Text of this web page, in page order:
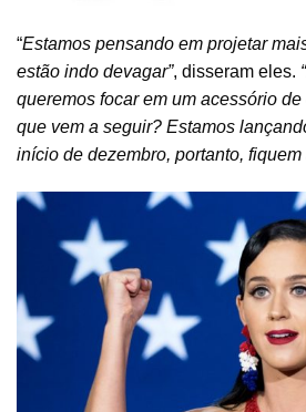
“Estamos pensando em projetar
estão indo devagar”, disseram eles.
queremos focar em um acessório
que vem a seguir? Estamos
início de dezembro, portanto, fiquem